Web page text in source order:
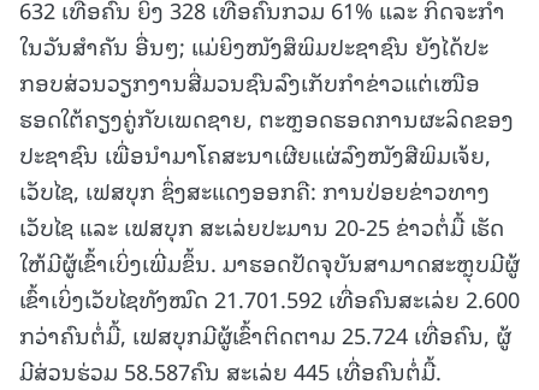
632 ເທື່ອຄົນ ຍິງ 328 ເທື່ອຄົນກວມ 61% ແລະ ກິດຈະກໍາ
ໃນວັນສໍາຄັນ ອື່ນໆ; ແມ່ຍິງໜັງສຶພິມປະຊາຊົນ ຍັງໄດ້ປະ
ກອບສ່ວນວຽກງານສື່ມວນຊົນລົງເກັບກຳຂ່າວແຕ່ເໜືອ
ຮອດໃຕ້ຄຽງຄູ່ກັບເພດຊາຍ, ຕະຫຼອດຮອດການຜະລິດຂອງ
ປະຊາຊົນ ເພື່ອນໍາມາໂຄສະນາເຜີຍແຜ່ລົງໜັງສືພິມເຈ້ຍ,
ເວັບໄຊ, ເຟສບຸກ ຊຶ່ງສະແດງອອກຄື: ການປ່ອຍຂ່າວທາງ
ເວັບໄຊ ແລະ ເຟສບຸກ ສະເລ່ຍປະມານ 20-25 ຂ່າວຕໍ່ມື້ ເຮັດ
ໃຫ້ມີຜູ້ເຂົ້າເບິ່ງເພີ່ມຂຶ້ນ. ມາຮອດປັດຈຸບັນສາມາດສະຫຼຸບມີຜູ້
ເຂົ້າເບິ່ງເວັບໄຊທັງໝົດ 21.701.592 ເທື່ອຄົນສະເລ່ຍ 2.600
ກວ່າຄົນຕໍ່ມື້, ເຟສບຸກມີຜູ້ເຂົ້າຕິດຕາມ 25.724 ເທື່ອຄົນ, ຜູ້
ມີສ່ວນຮ່ວມ 58.587ຄົນ ສະເລ່ຍ 445 ເທື່ອຄົນຕໍ່ມື້.